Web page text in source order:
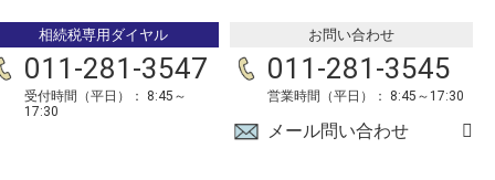
相続税専用ダイヤル
011-281-3547
受付時間（平日）： 8:45～
17:30
お問い合わせ
011-281-3545
営業時間（平日）： 8:45～17:30
メール問い合わせ